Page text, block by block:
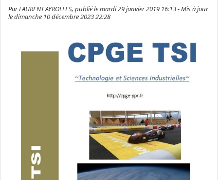
Par LAURENT AYROLLES, publié le mardi 29 janvier 2019 16:13 - Mis à jour
le dimanche 10 décembre 2023 22:28